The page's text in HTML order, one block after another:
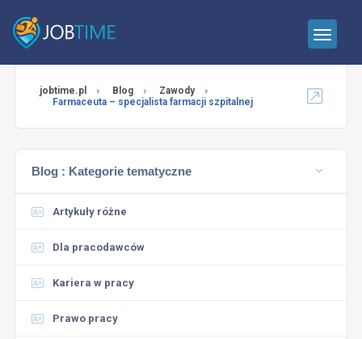
jobtime.pl Blog
Zawody
Farmaceuta – specjalista farmacji szpitalnej
Blog : Kategorie tematyczne
Artykuły różne
Dla pracodawców
Kariera w pracy
Prawo pracy